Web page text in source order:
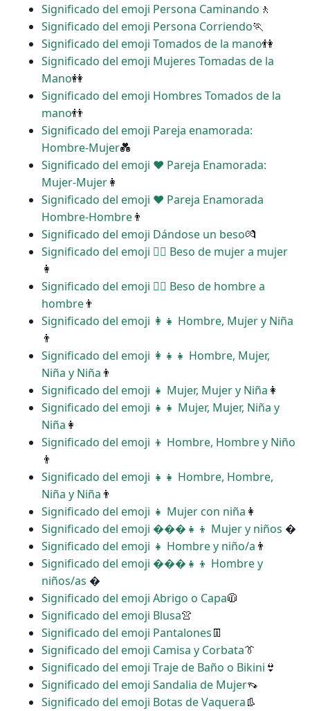
Significado del emoji Persona Caminando 🚶
Significado del emoji Persona Corriendo🏃
Significado del emoji Tomados de la mano👫
Significado del emoji Mujeres Tomadas de la
Mano👭
Significado del emoji Hombres Tomados de la
mano👬
Significado del emoji Pareja enamorada:
Hombre-Mujer💑
Significado del emoji ‍❤️‍ Pareja Enamorada:
Mujer-Mujer👩
Significado del emoji ‍❤️‍ Pareja Enamorada
Hombre-Hombre👨
Significado del emoji Dándose un beso💏
Significado del emoji ‍❤️‍💋‍ Beso de mujer a mujer
👩
Significado del emoji ‍❤️‍💋‍ Beso de hombre a
hombre👨
Significado del emoji ‍👩‍👧 Hombre, Mujer y Niña
👨
Significado del emoji ‍👩‍👧‍👧 Hombre, Mujer,
Niña y Niña 👨
Significado del emoji ‍‍👧 Mujer, Mujer y Niña 👩
Significado del emoji ‍‍👧‍👧 Mujer, Mujer, Niña y
Niña 👩
Significado del emoji ‍‍👦 Hombre, Hombre y Niño
👨
Significado del emoji ‍‍👧‍👧 Hombre, Hombre,
Niña y Niña 👨
Significado del emoji ‍👧 Mujer con niña 👩
Significado del emoji ���‍👧‍👦 Mujer y niños �
Significado del emoji ‍👧 Hombre y niño/a 👨
Significado del emoji ���‍👧‍👦 Hombre y
niños/as �
Significado del emoji Abrigo o Capa🧥
Significado del emoji Blusa👚
Significado del emoji Pantalones👖
Significado del emoji Camisa y Corbata👔
Significado del emoji Traje de Baño o Bikini 👙
Significado del emoji Sandalia de Mujer👡
Significado del emoji Botas de Vaquera👢